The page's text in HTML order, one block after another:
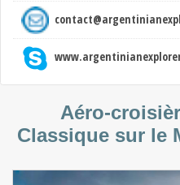
Aéro-
Classique sur le